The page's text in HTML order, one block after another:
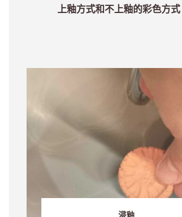
浸釉
浸釉的做法是直接透過素胚的毛孔
吸附於表面。但不同的釉藥特性都